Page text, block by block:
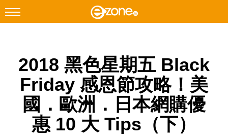
Facebook Instagram
科技焦點
網絡生活
遊戲動漫
2018 黑色星期五 Black
Friday 感恩節攻略！美
國．歐洲．日本網購優
惠 10 大 Tips（下）